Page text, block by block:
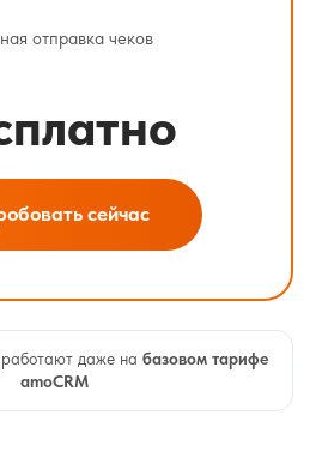
отправка чеков
сейчас
даже на базовом тарифе
amoCRM